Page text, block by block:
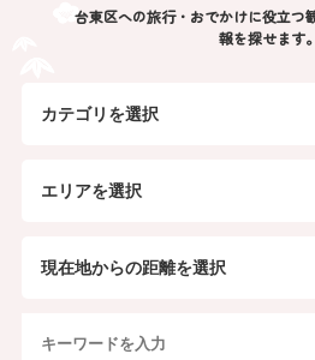
台東区への旅行・おでかけに役立つ
報を探せます。
カテゴリを選択
エリアを選択
現在地からの距離を選択